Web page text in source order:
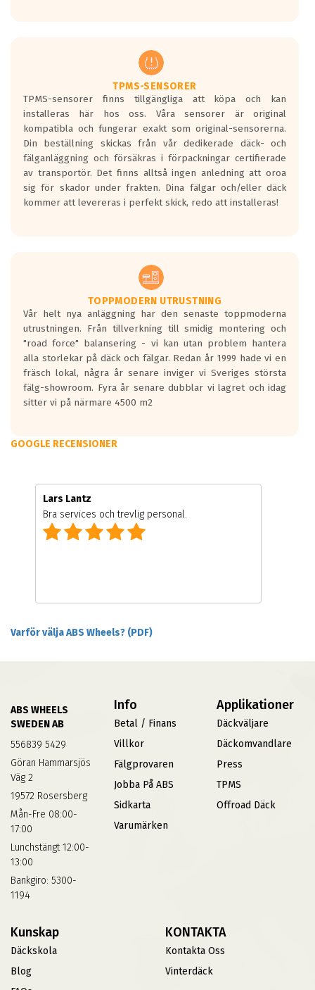
regelverket som introduceras år 2016.
Ett däck med två svarta vågor är redan
godkända för år 2016 nya regelverk.
Ett däck med en svart våg kommer vara
minst tre decibel tystare än det
regelverk som börjar gälla 2016.
TPMS-SENSORER
TPMS-sensorer finns tillgängliga att köpa och kan
installeras här hos oss. Våra sensorer är original
kompatibla och fungerar exakt som original-sensorerna.
Din beställning skickas från vår dedikerade däck- och
fälganläggning och försäkras i förpackningar certifierade
av transportör. Det finns alltså ingen anledning att oroa
sig för skador under frakten. Dina fälgar och/eller däck
kommer att levereras i perfekt skick, redo att installeras!
TOPPMODERN UTRUSTNING
Vår helt nya anläggning har den senaste toppmoderna
utrustningen. Från tillverkning till smidig montering och
"road force" balansering - vi kan utan problem hantera
alla storlekar på däck och fälgar. Redan år 1999 hade vi en
fräsch lokal, några år senare inviger vi Sveriges största
fälg-showroom. Fyra år senare dubblar vi lagret och idag
sitter vi på närmare 4500 m2
GOOGLE RECENSIONER
Lars Lantz
Bra services och trevlig personal.
Varför välja ABS Wheels? (PDF)
ABS WHEELS
SWEDEN AB
556839 5429
Göran Hammarsjös
Väg 2
19572 Rosersberg
Mån-Fre 08:00-
17:00
Lunchstängt 12:00-
13:00
Bankgiro: 5300-
1194
Info
Betal / Finans
Villkor
Fälgprovaren
Jobba På ABS
Sidkarta
Varumärken
Applikationer
Däckväljare
Däckomvandlare
Press
TPMS
Offroad Däck
Kunskap
Däckskola
Blog
KONTAKTA
Kontakta Oss
Vinterdäck